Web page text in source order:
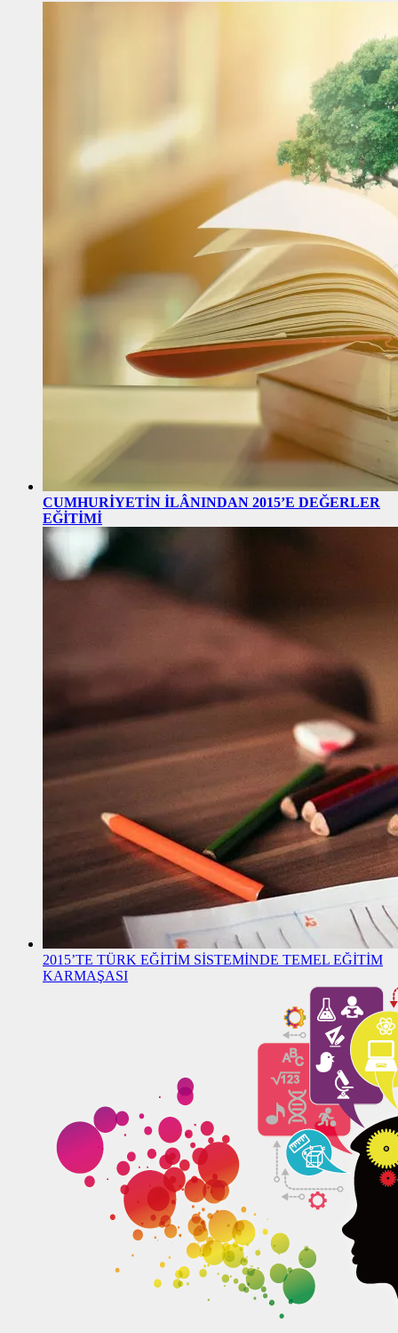
CUMHURİYETİN İLÂNINDAN 2015’E DEĞERLER
EĞİTİMİ
2015’TE TÜRK EĞİTİM SİSTEMİNDE TEMEL EĞİTİM
KARMAŞASI